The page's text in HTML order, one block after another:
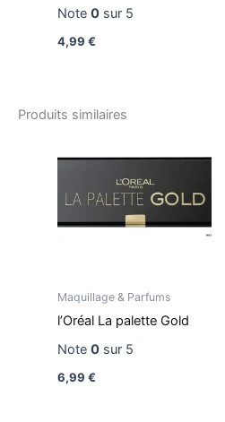
Note 0sur 5
4,99 €
Produits similaires
Maquillage & Parfums
l’Oréal La palette Gold
Note 0sur 5
6,99 €